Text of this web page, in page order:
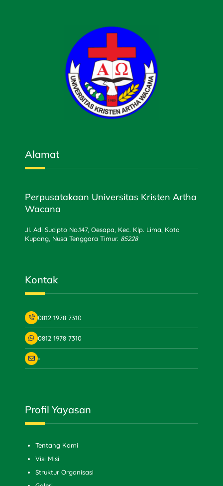
Alamat
Perpusatakaan Universitas Kristen Artha
Wacana
Jl. Adi Sucipto No.147, Oesapa, Kec. Klp. Lima, Kota
Kupang, Nusa Tenggara Timur. 85228
Kontak
0812 1978 7310
0812 1978 7310
-
Profil Yayasan
Tentang Kami
Visi Misi
Struktur Organisasi